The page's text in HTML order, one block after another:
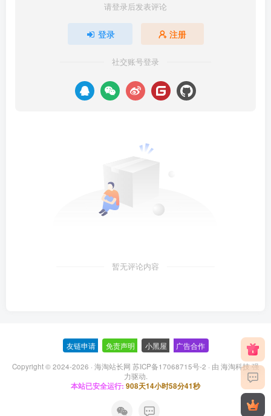
请登录后发表评论
登录 注册
社交账号登录
暂无评论内容
友链申请 免责声明 小黑屋 广告合作
Copyright © 2024-2026 · 海淘站长网 苏ICP备17068715号-2 · 由 海淘科技强
力驱动.
本站已安全运行: 908天14小时58分42秒